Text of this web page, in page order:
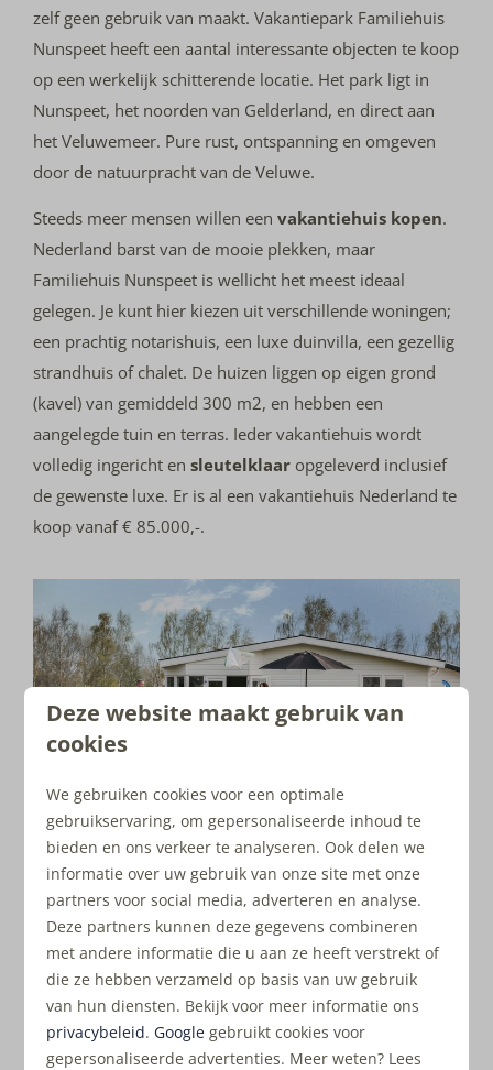
zelf geen gebruik van maakt. Vakantiepark Familiehuis
Nunspeet heeft een aantal interessante objecten te koop
op een werkelijk schitterende locatie. Het park ligt in
Nunspeet, het noorden van Gelderland, en direct aan
het Veluwemeer. Pure rust, ontspanning en omgeven
door de natuurpracht van de Veluwe.
Steeds meer mensen willen eenvakantiehuis kopen.
Nederland barst van de mooie plekken, maar
Familiehuis Nunspeet is wellicht het meest ideaal
gelegen. Je kunt hier kiezen uit verschillende woningen;
een prachtig notarishuis, een luxe duinvilla, een gezellig
strandhuis of chalet. De huizen liggen op eigen grond
(kavel) van gemiddeld 300 m2, en hebben een
aangelegde tuin en terras. Ieder vakantiehuis wordt
volledig ingericht ensleutelklaar opgeleverd inclusief
de gewenste luxe. Er is al een vakantiehuis Nederland te
koop vanaf € 85.000,-.
Beleggen in een vakantiewoning
aan het Veluwemeer
Familiehuis Nunspeet is een geliefde plek voor veel
vakantiegangers. Naast deluxe vakantiehuizen,
aangelegde tuinen en mooi bijgehouden park heeft het
ook een strandje aan het Veluwemeer. Hier kan je
heerlijk recreëren, of juist actief bezig zijn met
Deze website maakt gebruik van
cookies
We gebruiken cookies voor een optimale
gebruikservaring, om gepersonaliseerde inhoud te
bieden en ons verkeer te analyseren. Ook delen we
informatie over uw gebruik van onze site met onze
partners voor social media, adverteren en analyse.
Deze partners kunnen deze gegevens combineren
met andere informatie die u aan ze heeft verstrekt of
die ze hebben verzameld op basis van uw gebruik
van hun diensten. Bekijk voor meer informatie ons
privacybeleid. Google gebruikt cookies voor
gepersonaliseerde advertenties. Meer weten? Lees